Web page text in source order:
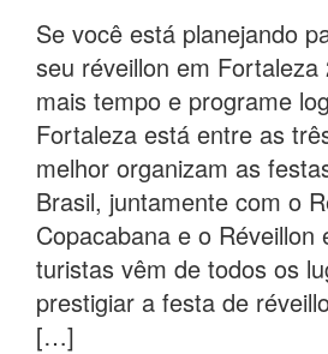
Se você está planejando
seu réveillon em
mais tempo e programe
Fortaleza está entre as
melhor organizam as
Brasil, juntamente com o
Copacabana e o Réveillon
turistas vêm de todos os
prestigiar a festa de
[…]